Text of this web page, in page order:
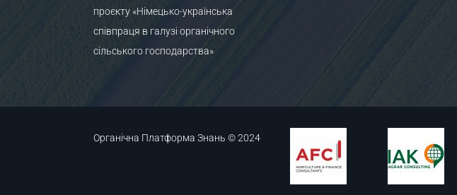
проєкту «Німецько-українська
співпраця в галузі органічного
сільського господарства»
Органічна Платформа Знань © 2024